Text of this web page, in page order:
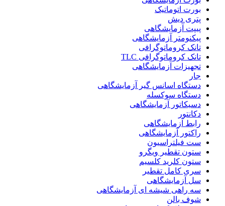
بورت اتوماتیک
پتری دیش
پیپت آزمایشگاهی
پیکنومتر آزمایشگاهی
تانک کروماتوگرافی
تانک کروماتوگرافی TLC
تجهیزات آزمایشگاهی
جار
دستگاه اسانس گیر آزمایشگاهی
دستگاه سوکسله
دسیکاتور آزمایشگاهی
دکانتور
رابط آزمایشگاهی
راکتور آزمایشگاهی
ست فیلتراسیون
ستون تقطیر ویگرو
ستون کلرید کلسیم
سری کامل تقطیر
سل آزمایشگاهی
سه راهی شیشه ای آزمایشگاهی
شوف بالن